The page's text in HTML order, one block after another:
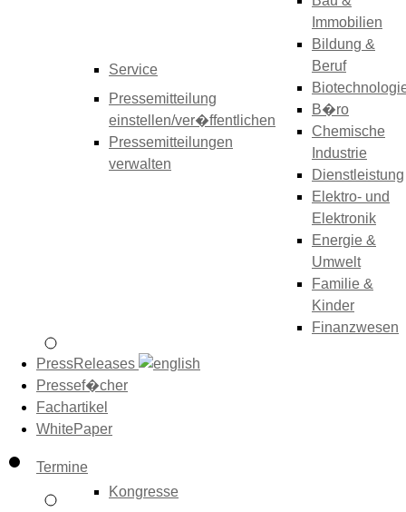
Service
Pressemitteilung
einstellen/ver�ffentlichen
Pressemitteilungen
verwalten
Immobilien
Bildung &
Beruf
B�ro
Chemische
Industrie
Dienstleistung
Elektro- und
Elektronik
Energie &
Umwelt
Familie &
Kinder
Finanzwesen
PressReleases
Pressef�cher
Fachartikel
WhitePaper
Termine
Kongresse